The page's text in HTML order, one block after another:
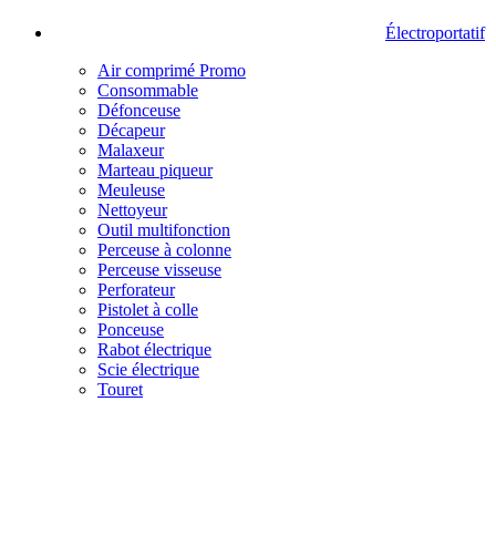
Électroportatif
Air comprimé Promo
Consommable
Défonceuse
Décapeur
Malaxeur
Marteau piqueur
Meuleuse
Nettoyeur
Outil multifonction
Perceuse à colonne
Perceuse visseuse
Perforateur
Pistolet à colle
Ponceuse
Rabot électrique
Scie électrique
Touret